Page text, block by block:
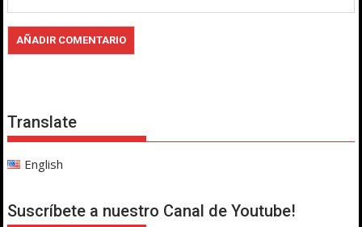
Translate
English
Suscríbete a nuestro Canal de Youtube!